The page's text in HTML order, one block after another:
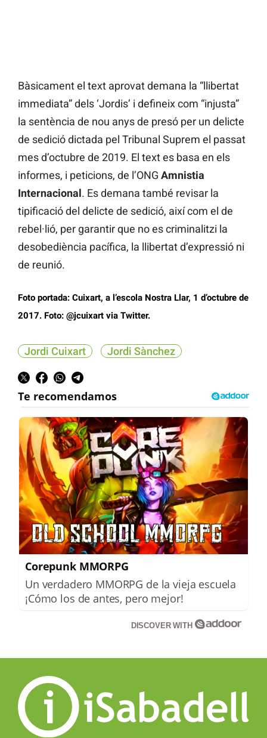
Bàsicament el text aprovat demana la “llibertat
immediata” dels ‘Jordis’ i defineix com “injusta”
la sentència de nou anys de presó per un delicte
de sedició dictada pel Tribunal Suprem el passat
mes d’octubre de 2019. El text es basa en els
informes, i peticions, de l’ONG Amnistia
Internacional. Es demana també revisar la
tipificació del delicte de sedició, així com el de
rebel·lió, per garantir que no es criminalitzi la
desobediència pacífica, la llibertat d’expressió ni
de reunió.
Foto portada: Cuixart, a l’escola Nostra Llar, 1 d’octubre de
2017. Foto: @jcuixart via Twitter.
Jordi Cuixart Jordi Sànchez
Corepunk MMORPG
Un verdadero MMORPG de la vieja escuela
¡Cómo los de antes, pero mejor!
DISCOVER WITH